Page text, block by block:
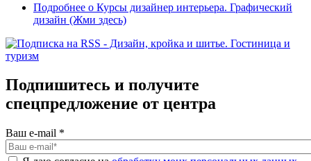
Подробнее о Курсы дизайнер интерьера. Графический
дизайн (Жми здесь)
Подпишитесь и получите
спецпредложение от центра
Ваш e-mail *